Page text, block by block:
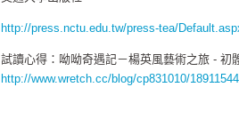
http://press.nctu.edu.tw/press-tea/
試讀心得：呦呦奇遇記－楊英風藝術之旅 - 初
http://www.wretch.cc/blog/cp831010/18911544